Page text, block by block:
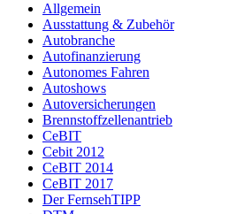
Allgemein
Ausstattung & Zubehör
Autobranche
Autofinanzierung
Autonomes Fahren
Autoshows
Autoversicherungen
Brennstoffzellenantrieb
CeBIT
Cebit 2012
CeBIT 2014
CeBIT 2017
Der FernsehTIPP